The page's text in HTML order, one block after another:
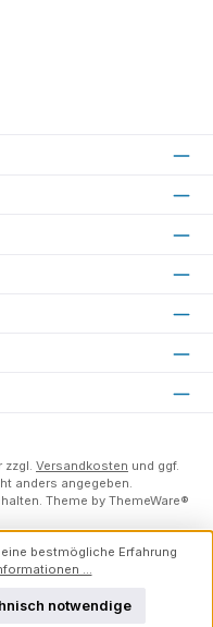
zzgl. Versandkosten und ggf.
anders angegeben.
Theme by ThemeWare®
bestmögliche Erfahrung
...
notwendige